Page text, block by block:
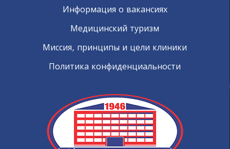
Информация о вакансиях
Медицинский туризм
Миссия, принципы и цели клиники
Политика конфиденциальности